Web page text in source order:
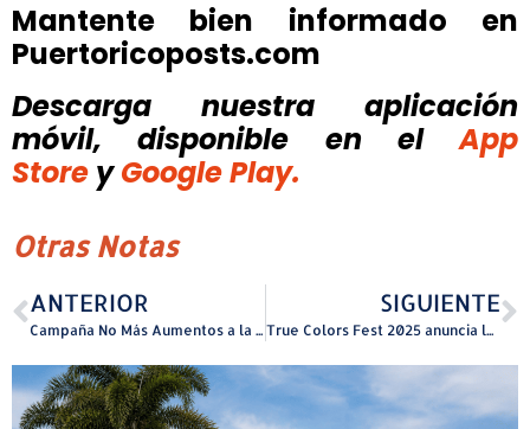
Mantente bien informado en
Puertoricoposts.com
Descarga nuestra aplicación
móvil, disponible
en el
App
Store y Google Play.
Otras Notas
ANTERIOR
Campaña No Más Aumentos a la Luz rechazan reclamo multimillonario de bonistas de AEE
SIGUIENTE
True Colors Fest 2025 anuncia los ganadores de la quinta edición